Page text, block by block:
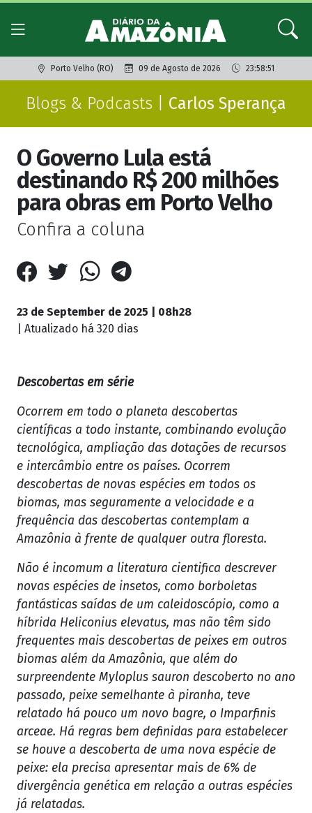
Porto Velho (RO) 09 de Agosto de 2026 23:58:51
Blogs & Podcasts | Carlos Sperança
O Governo Lula está
destinando R$ 200 milhões
para obras em Porto Velho
Confira a coluna
23 de September de 2025 | 08h28
| Atualizado há 320 dias
Descobertas em série
Ocorrem em todo o planeta descobertas
científicas a todo instante, combinando evolução
tecnológica, ampliação das dotações de recursos
e intercâmbio entre os países. Ocorrem
descobertas de novas espécies em todos os
biomas, mas seguramente a velocidade e a
frequência das descobertas contemplam a
Amazônia à frente de qualquer outra floresta.
Não é incomum a literatura cientifica descrever
novas espécies de insetos, como borboletas
fantásticas saídas de um caleidoscópio, como a
híbrida Heliconius elevatus, mas não têm sido
frequentes mais descobertas de peixes em outros
biomas além da Amazônia, que além do
surpreendente Myloplus sauron descoberto no ano
passado, peixe semelhante à piranha, teve
relatado há pouco um novo bagre, o Imparfinis
arceae. Há regras bem definidas para estabelecer
se houve a descoberta de uma nova espécie de
peixe: ela precisa apresentar mais de 6% de
divergência genética em relação a outras espécies
já relatadas.